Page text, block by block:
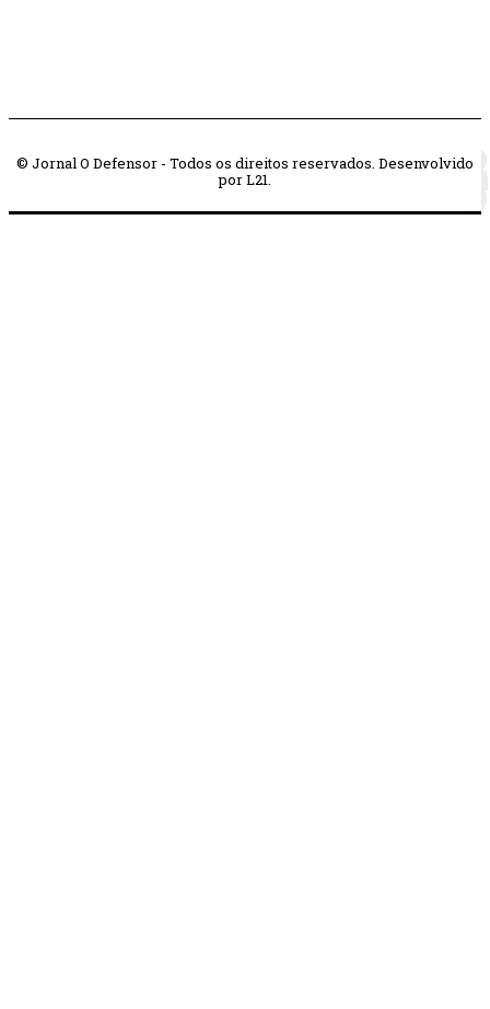
© Jornal O Defensor - Todos os direitos reservados. Desenvolvido
por L21.